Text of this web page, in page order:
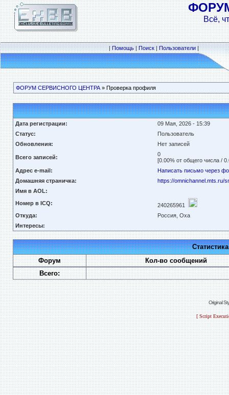
Всё,
|Помощь|Поиск|Пользователи|
ФОРУМ СЕРВИСНОГО ЦЕНТРА» Проверка профиля
Дата регистрации:
09 Мая, 2026 - 15:39
Статус:
Пользователь
Обновления:
Нет записей
Всего записей:
0
[0.00% от общего числа /
Адрес e-mail:
Написать письмо через
Домашняя страничка:
https://omnichannel.mts.ru/
Имя в AOL:
Номер в ICQ:
240265961
Откуда:
Россия, Оха
Интересы:
Форум
Кол-во сообщений
Всего:
Original
[ Script